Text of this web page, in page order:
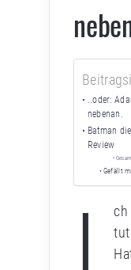
..oder:
nebenan.
Batman
Review
Gefällt
ch